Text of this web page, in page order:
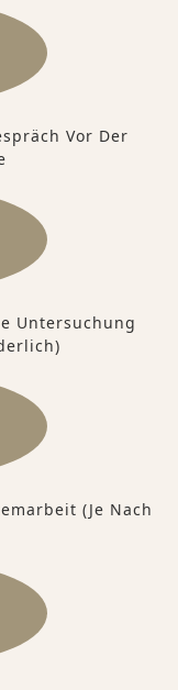
Vor Der
Untersuchung
(je Nach